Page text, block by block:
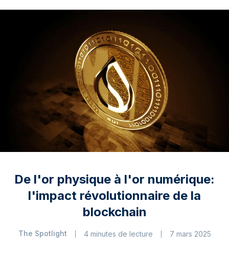
De l'or physique à l'or numérique:
l'impact révolutionnaire de la
blockchain
The Spotlight 4 minutes de lecture 7 mars 2025